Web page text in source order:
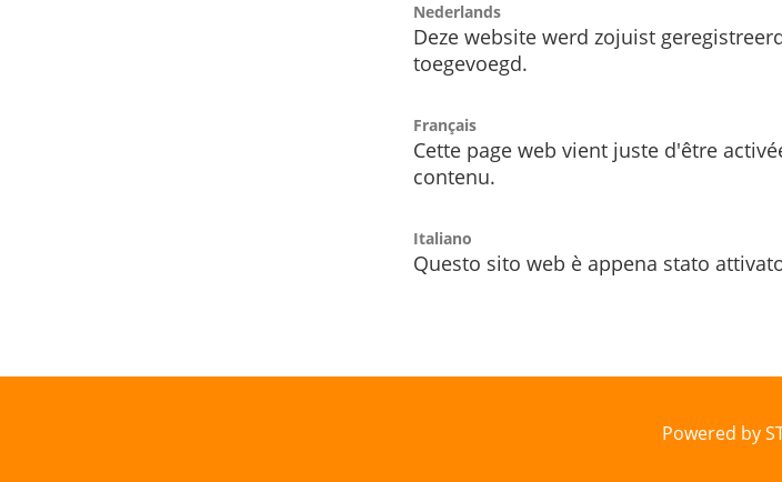
Nederlands
Deze website werd zojuist
toegevoegd.
Français
Cette page web vient juste d'être
contenu.
Italiano
Questo sito web è appena stato
Powered by